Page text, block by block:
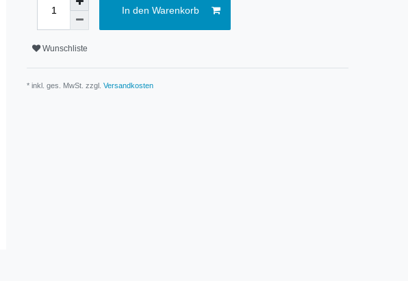
In den Warenkorb
Wunschliste
* inkl. ges. MwSt. zzgl. Versandkosten